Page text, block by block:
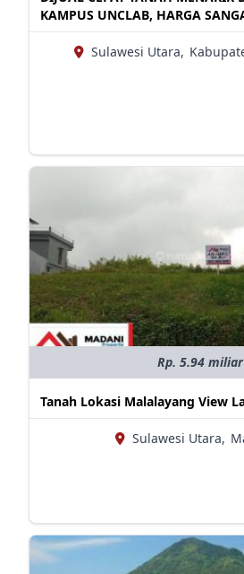
KAMPUS UNCLAB, HARGA
Sulawesi Utara,
Rp. 5.94 miliar
Tanah Lokasi Malalayang View
Sulawesi Utara,